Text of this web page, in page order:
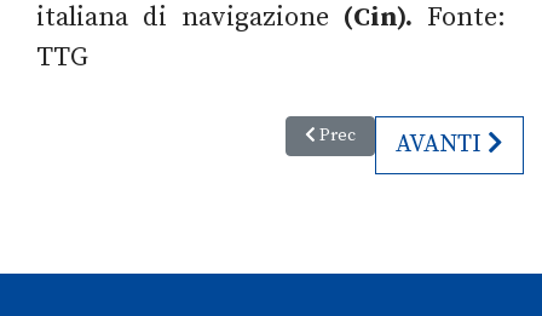
italiana di navigazione (Cin). Fonte:
TTG
Articolo precedente: Aribnb
Prec ARTICOLO
AVANTI